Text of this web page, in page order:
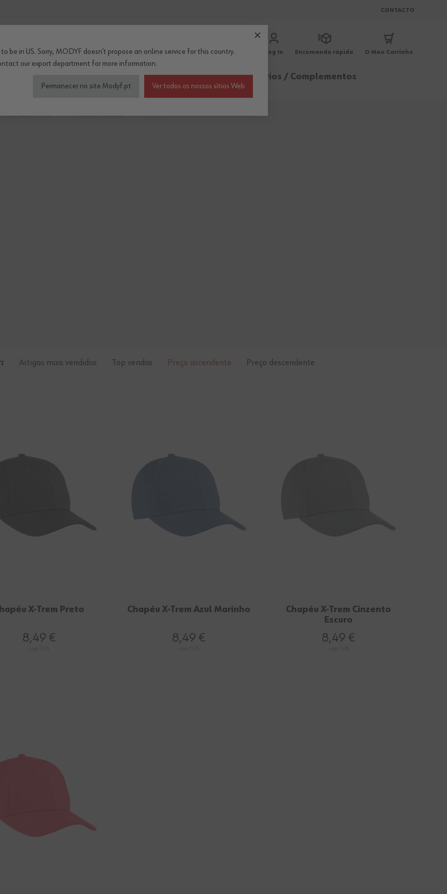
CONTACTO
Log In Encomenda rápida O Meu Carrinho
Roupa de trabalho inverno/térmicaAcessórios / Complementos
Artigos mais vendidos Top vendas Preço ascendente Preço descendente
X-Trem Preto
8,49 €
Chapéu X-Trem Azul Marinho
8,49 €
Chapéu X-Trem Cinzento
Escuro
8,49 €
to be in US. Sorry, MODYF doesn’t propose an online service for this country.
our export department for more information.
Permanecer no site Modyf.pt Ver todos os nossos sítios Web